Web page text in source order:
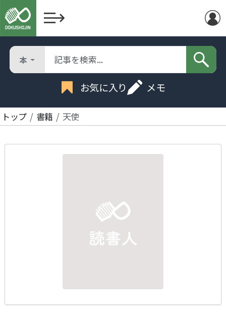
本
お気に入り メモ
トップ 書籍 天使